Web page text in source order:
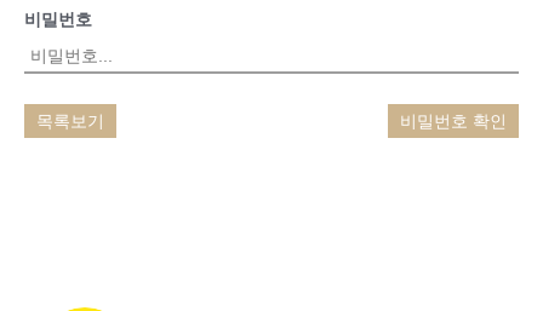
비밀번호
목록보기 비밀번호 확인